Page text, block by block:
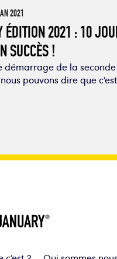
2021
ÉDITION 2021 : 10
SUCCÈS !
démarrage de la
pouvons dire que